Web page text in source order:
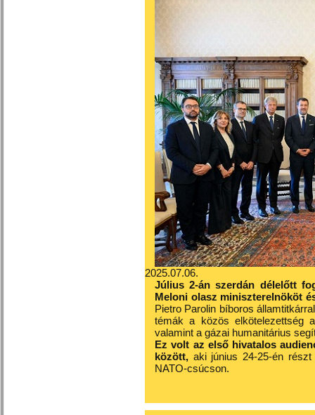
2025.07.06.
Július 2-án szerdán délelőtt
Meloni olasz miniszterelnököt
Pietro Parolin bíboros
témák a közös elkötelezettség
valamint a gázai humanitárius
Ez volt az első hivatalos
között, aki június 24-25-én
NATO-csúcson.